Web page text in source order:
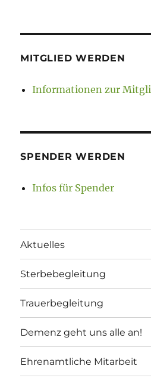
MITGLIED WERDEN
Informationen zur
SPENDER WERDEN
Infos für Spender
Aktuelles
Sterbebegleitung
Trauerbegleitung
Demenz geht uns alle an!
Ehrenamtliche Mitarbeit